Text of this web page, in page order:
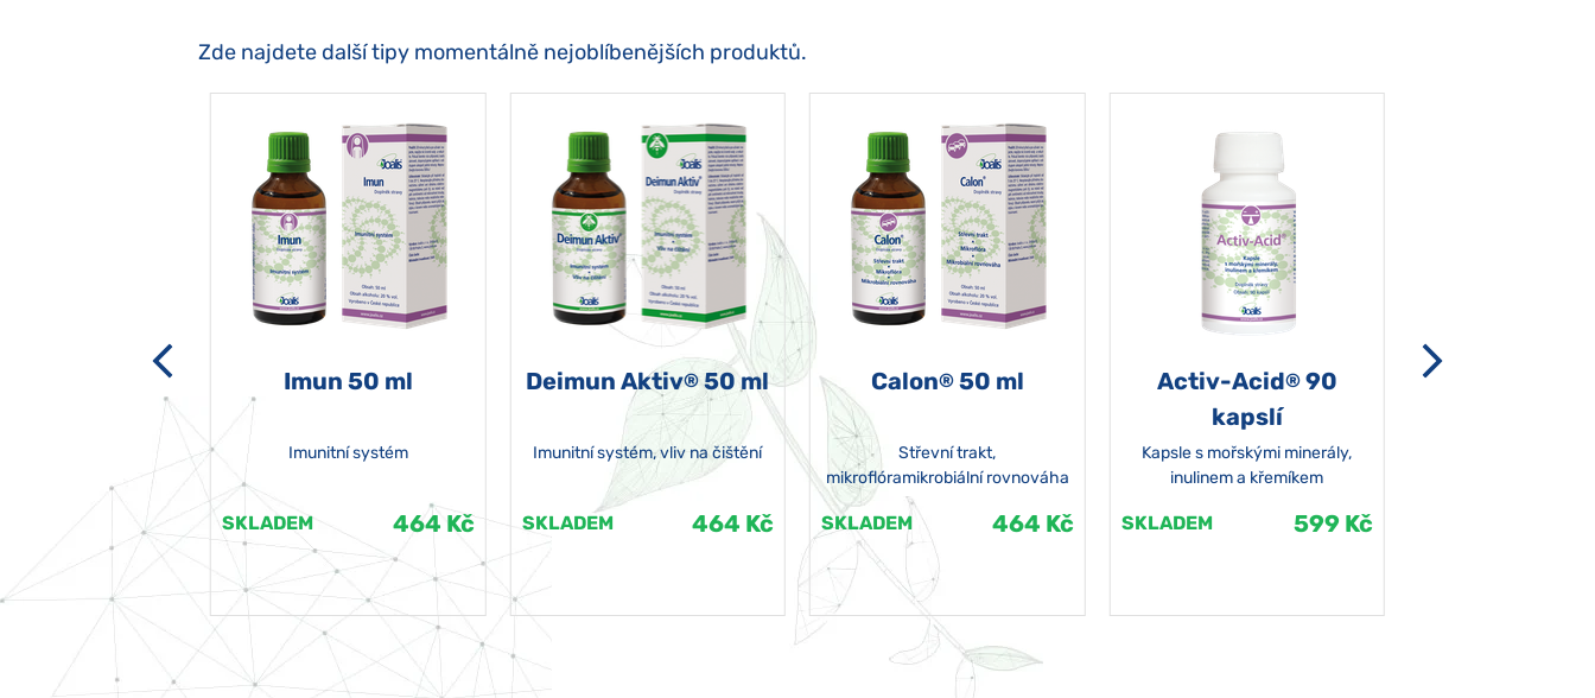
Zde najdete další tipy momentálně nejoblíbenějších produktů.
Imun 50 ml
Imunitní systém
SKLADEM 464 Kč
Deimun Aktiv® 50 ml
Imunitní systém, vliv na čištění
SKLADEM 464 Kč
Calon®50 ml
Střevní trakt,
mikroflóramikrobiální rovnováha
SKLADEM 464 Kč
Activ-Acid®90
kapslí
Kapsle s mořskými minerály,
inulinem a křemíkem
SKLADEM 599 Kč